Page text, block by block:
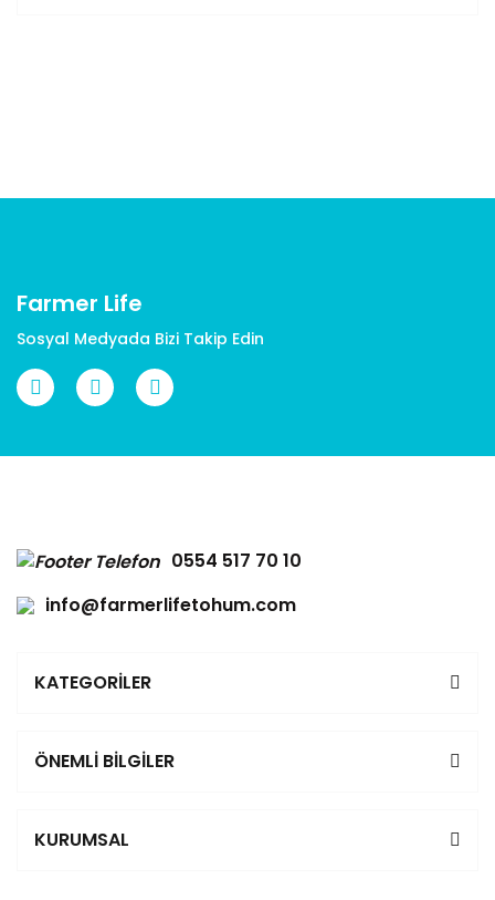
Farmer Life
Sosyal Medyada Bizi Takip Edin
0554 517 70 10
info@farmerlifetohum.com
KATEGORİLER
ÖNEMLİ BİLGİLER
KURUMSAL